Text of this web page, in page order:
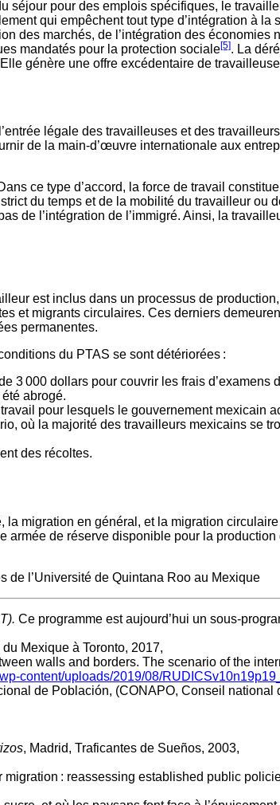
séjour pour des emplois spécifiques, le
qui empêchent tout type d’intégration à la
des marchés, de l’intégration des économies
mandatés pour la protection sociale[5]. La
génère une offre excédentaire de
légale des travailleuses et des
de la main-d’œuvre internationale aux
ce type d’accord, la force de travail
du temps et de la mobilité du travailleur ou
de l’intégration de l’immigré. Ainsi, la
est inclus dans un processus de
et migrants circulaires. Ces derniers
permanentes.
du PTAS se sont détériorées :
3 000 dollars pour couvrir les frais d’examens
abrogé.
pour lesquels le gouvernement mexicain
où la majorité des travailleurs mexicains se
des récoltes.
migration en général, et la migration
de réserve disponible pour la
de l’Université de Quintana Roo au Mexique
Ce programme est aujourd’hui un sous-
Mexique à Toronto, 2017,
walls and borders. The scenario of the
content/uploads/2019/08/
de Población, (CONAPO, Conseil national
, Madrid, Traficantes de Sueños, 2003,
: reassessing established public